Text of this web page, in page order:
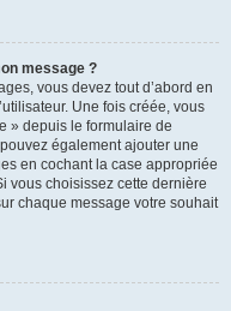
message ?
vous devez tout d’abord en
Une fois créée, vous
» depuis le formulaire de
également ajouter une
en cochant la case appropriée
vous choisissez cette dernière
chaque message votre souhait